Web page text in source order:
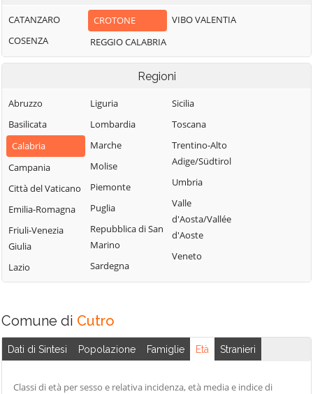
CATANZARO
COSENZA
CROTONE
REGGIO CALABRIA
VIBO VALENTIA
Regioni
Abruzzo
Basilicata
Calabria
Campania
Città del Vaticano
Emilia-Romagna
Friuli-Venezia
Giulia
Lazio
Liguria
Lombardia
Marche
Molise
Piemonte
Puglia
Repubblica di San
Marino
Sardegna
Sicilia
Toscana
Trentino-Alto
Adige/Südtirol
Umbria
Valle
d'Aosta/Vallée
d'Aoste
Veneto
Comune di Cutro
Dati di Sintesi Popolazione Famiglie Età Stranieri
Classi di età per sesso e relativa incidenza, età media e indice di